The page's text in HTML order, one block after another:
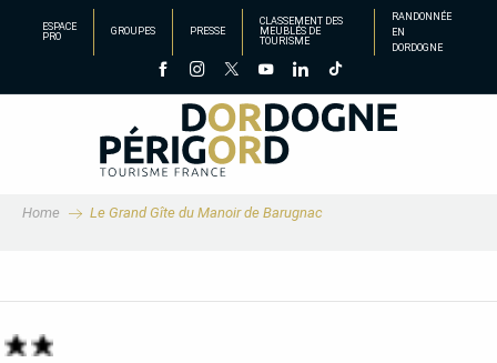
principal
ESPACE
PRO
GROUPES PRESSE
CLASSEMENT DES
MEUBLÉS DE
TOURISME
RANDONNÉE
EN
DORDOGNE
Home Le Grand Gîte du Manoir de Barugnac